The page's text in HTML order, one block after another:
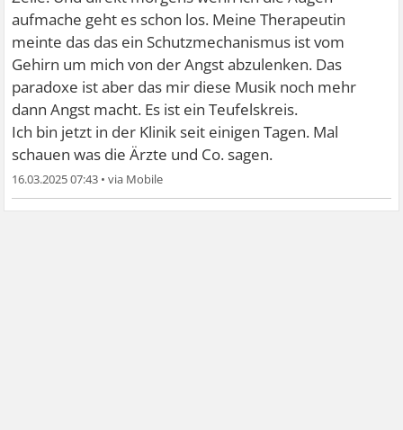
aufmache geht es schon los. Meine Therapeutin
meinte das das ein Schutzmechanismus ist vom
Gehirn um mich von der Angst abzulenken. Das
paradoxe ist aber das mir diese Musik noch mehr
dann Angst macht. Es ist ein Teufelskreis.
Ich bin jetzt in der Klinik seit einigen Tagen. Mal
schauen was die Ärzte und Co. sagen.
16.03.2025 07:43 •